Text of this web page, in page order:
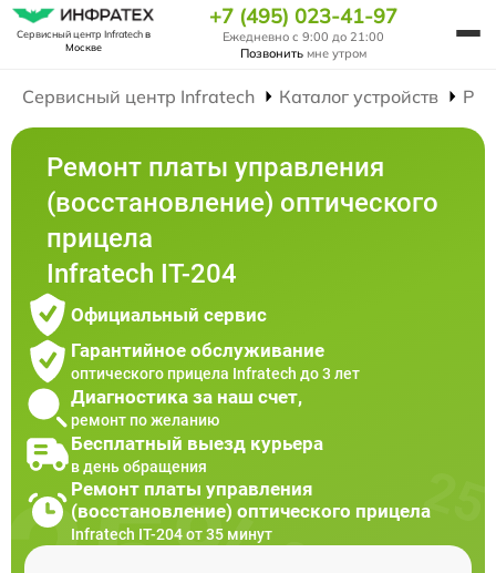
Сервисный центр Infratechв
Москве
+7 (495) 023-41-97
Ежедневно с 9:00 до 21:00
Позвонить мне утром
Сервисный центр Infratech Каталог устройств
Ремонт платы управления
(восстановление) оптического
прицела
Infratech IT-204
Официальный сервис
Гарантийное обслуживание
оптического прицела Infratech до 3 лет
Диагностика за наш счет,
ремонт по желанию
Бесплатный выезд курьера
в день обращения
Ремонт платы управления
(восстановление) оптического прицела
Infratech IT-204 от 35 минут